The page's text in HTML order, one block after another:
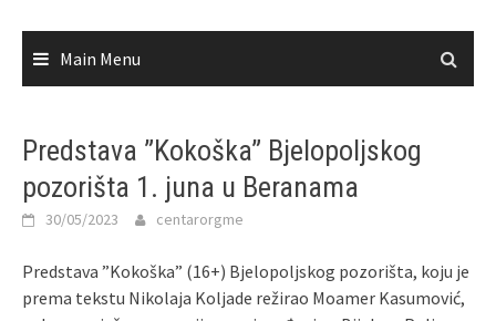
Main Menu
Predstava ”Kokoška” Bjelopoljskog
pozorišta 1. juna u Beranama
30/05/2023 centarorgme
Predstava ”Kokoška” (16+) Bjelopoljskog pozorišta, koju je
prema tekstu Nikolaja Koljade režirao Moamer Kasumović,